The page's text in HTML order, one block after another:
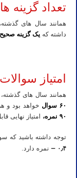
تعداد گزینه
همانند سال های گذشته، هر
داشته که یک گزینه صحیح
امتیاز سوالات
همانند سال های گذشته،
۶۰ سوال
خواهد بود و
۹۰ نمره،
امتیاز نهایی
توجه داشته باشید که
۰٫۴ – نمره دارد.